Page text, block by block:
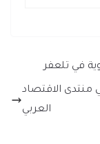
منتدى الاقتصاد
العربي